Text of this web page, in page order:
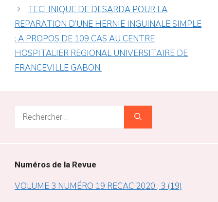
TECHNIQUE DE DESARDA POUR LA
REPARATION D’UNE HERNIE INGUINALE SIMPLE
: A PROPOS DE 109 CAS AU CENTRE
HOSPITALIER REGIONAL UNIVERSITAIRE DE
FRANCEVILLE GABON.
Rechercher :
Numéros de la Revue
VOLUME 3 NUMÉRO 19 RECAC 2020 ; 3 (19)